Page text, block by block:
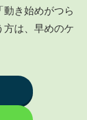
動き始めがつら
方は、早めのケ